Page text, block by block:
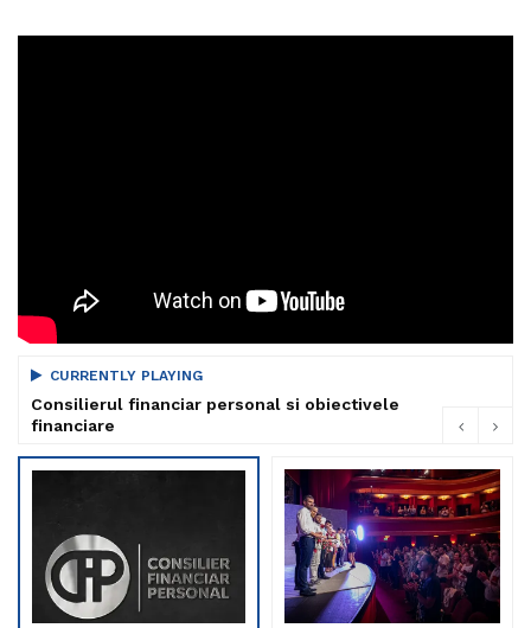
CURRENTLY PLAYING
Consilierul financiar personal si obiectivele
financiare